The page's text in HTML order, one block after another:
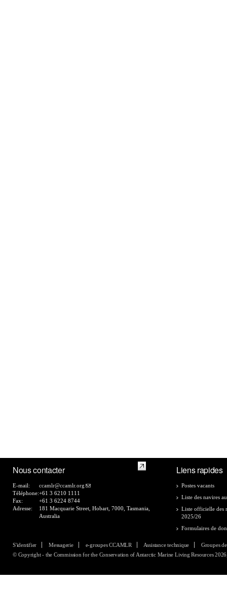
Nous contacter
E-mail:
ccamlr@ccamlr.org
Téléphone:+61 3 6210 1111
Fax:
+61 3 6224 8744
Adresse:
181 Macquarie Street, Hobart, 7000, Tasmania,
Australia
Liens rapides
Postes vacants
Liste des navires
Liste officielle des
2025/26
Formulaires de
S'identifier Messagerie e-groupes CCAMLR Assistance technique
Groupes
© Copyright - the Commission for the Conservation of Antarctic Marine Living Resources